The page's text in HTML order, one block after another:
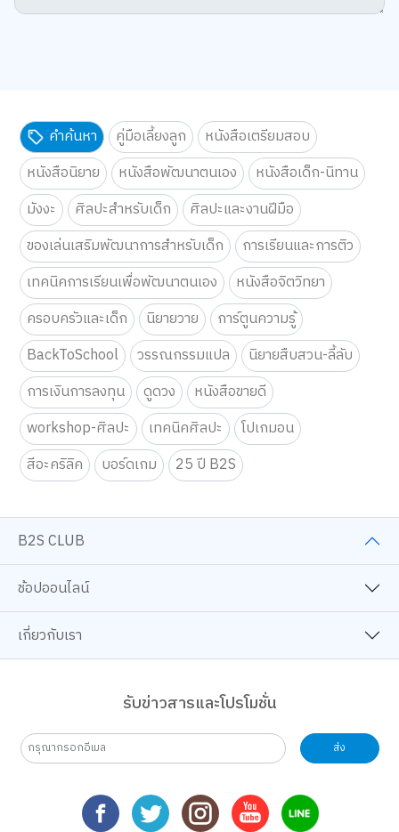
คำค้นหา คู่มือเลี้ยงลูก
หนังสือเตรียมสอบ
หนังสือนิยาย
หนังสือพัฒนาตนเอง
หนังสือเด็ก-นิทาน
มังงะ
ศิลปะสำหรับเด็ก
ศิลปะและงานฝีมือ
ของเล่นเสริมพัฒนาการสำหรับเด็ก
การเรียนและการติว
เทคนิคการเรียนเพื่อพัฒนาตนเอง
หนังสือจิตวิทยา
ครอบครัวและเด็ก
นิยายวาย
การ์ตูนความรู้
BackToSchool
วรรณกรรมแปล
นิยายสืบสวน-ลี้ลับ
การเงินการลงทุน
ดูดวง
หนังสือขายดี
workshop-ศิลปะ
เทคนิคศิลปะ
โปเกมอน
สีอะคริลิค
บอร์ดเกม 25 ปี B2S
B2S CLUB
ช้อปออนไลน์
เกี่ยวกับเรา
รับข่าวสารและโปรโมชั่น
ส่ง